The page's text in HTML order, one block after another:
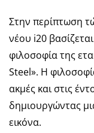
Στην περίπτωση
νέου i20
φιλοσοφία της
Steel». Η
ακμές και στις
δημιουργώντας
εικόνα.